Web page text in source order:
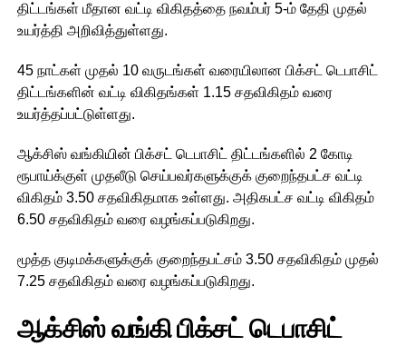
திட்டங்கள் மீதான வட்டி விகிதத்தை நவம்பர் 5-ம் தேதி முதல்
உயர்த்தி அறிவித்துள்ளது.
45 நாட்கள் முதல் 10 வருடங்கள் வரையிலான பிக்சட் டெபாசிட்
திட்டங்களின் வட்டி விகிதங்கள் 1.15 சதவிகிதம் வரை
உயர்த்தப்பட்டுள்ளது.
ஆக்சிஸ் வங்கியின் பிக்சட் டெபாசிட் திட்டங்களில் 2 கோடி
ரூபாய்க்குள் முதலீடு செய்பவர்களுக்குக் குறைந்தபட்ச வட்டி
விகிதம் 3.50 சதவிகிதமாக உள்ளது. அதிகபட்ச வட்டி விகிதம்
6.50 சதவிகிதம் வரை வழங்கப்படுகிறது.
மூத்த குடிமக்களுக்குக் குறைந்தபட்சம் 3.50 சதவிகிதம் முதல்
7.25 சதவிகிதம் வரை வழங்கப்படுகிறது.
ஆக்சிஸ் வங்கி பிக்சட் டெபாசிட்